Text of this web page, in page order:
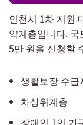
인천시 1차 지원
약계층입니다.
5만 원을 신청할
생활보장 수급
차상위계층
장애인 1인 가